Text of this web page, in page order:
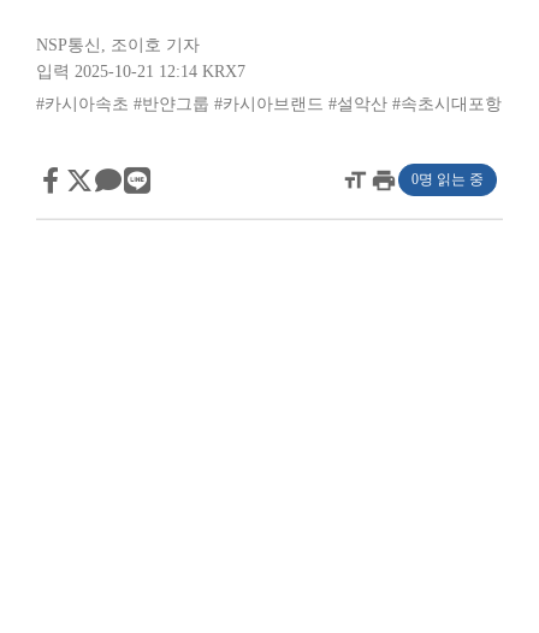
NSP통신 , 조이호 기자
입력 2025-10-21 12:14 KRX7
#카시아속초 #반얀그룹 #카시아브랜드 #설악산 #속초시대포항
format_sizeprint 0명 읽는 중